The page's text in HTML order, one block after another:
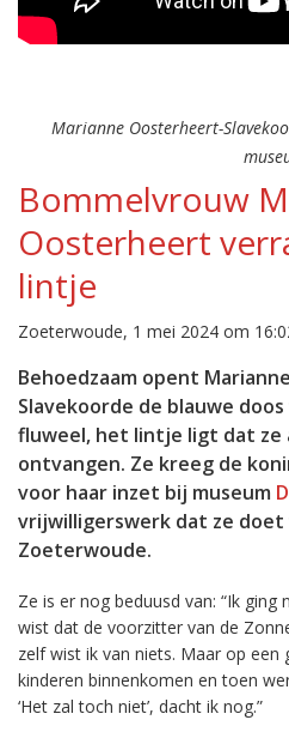
Marianne Oosterheert-
Bommelvrouw
Oosterheert
lintje
Zoeterwoude, 1 mei 2024 om
Behoedzaam opent
Slavekoorde de blauwe
fluweel, het lintje ligt dat
ontvangen. Ze kreeg de
voor haar inzet bij museum
vrijwilligerswerk dat ze doet
Zoeterwoude.
Ze is er nog beduusd van: “Ik
wist dat de voorzitter van de
zelf wist ik van niets. Maar op
kinderen binnenkomen en toen
‘Het zal toch niet’, dacht ik nog.”